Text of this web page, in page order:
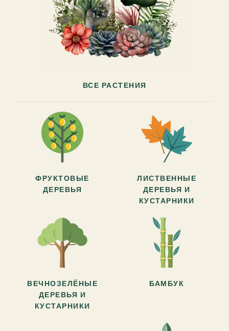
ВСЕ РАСТЕНИЯ
ФРУКТОВЫЕ
ДЕРЕВЬЯ
ЛИСТВЕННЫЕ
ДЕРЕВЬЯ И
КУСТАРНИКИ
ВЕЧНОЗЕЛЁНЫЕ
ДЕРЕВЬЯ И
КУСТАРНИКИ
БАМБУК